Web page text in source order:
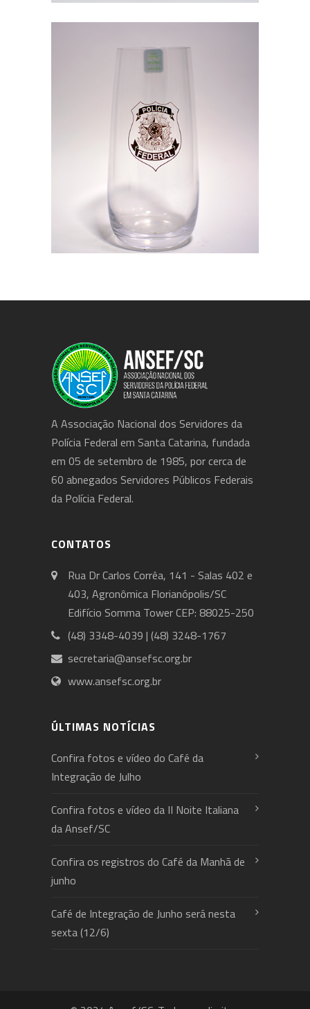
A Associação Nacional dos Servidores da
Polícia Federal em Santa Catarina, fundada
em 05 de setembro de 1985, por cerca de
60 abnegados Servidores Públicos Federais
da Polícia Federal.
CONTATOS
Rua Dr Carlos Corrêa, 141 - Salas 402 e
403, Agronômica Florianópolis/SC
Edifício Somma Tower CEP: 88025-250
(48) 3348-4039 | (48) 3248-1767
secretaria@ansefsc.org.br
www.ansefsc.org.br
ÚLTIMAS NOTÍCIAS
Confira fotos e vídeo do Café da
Integração de Julho
Confira fotos e vídeo da II Noite Italiana
da Ansef/SC
Confira os registros do Café da Manhã de
junho
Café de Integração de Junho será nesta
sexta (12/6)